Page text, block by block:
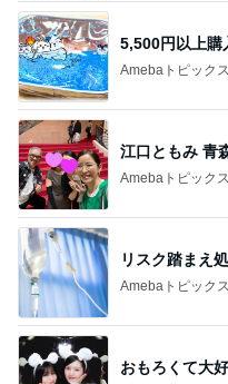
5,500円以上購
Amebaトピックス
江口ともみ 青
Amebaトピックス
リスク踏まえ
Amebaトピックス
おもろくて大